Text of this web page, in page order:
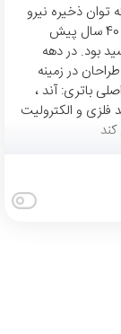
توان ذخیره نیرو
را در زمان های طولانی مدت دارد دوراسل نزدیک به 40 سال پیش
بود. در دهه
در زمینه
باتری: آند ،
فلزی و الکترولیت